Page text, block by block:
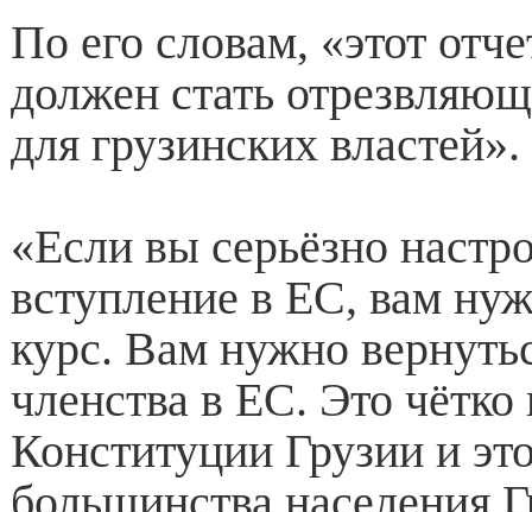
По его словам, «этот
должен стать
для грузинских властей».
«Если вы серьёзно
вступление в ЕС, вам
курс. Вам нужно
членства в ЕС. Это чётко
Конституции Грузии и